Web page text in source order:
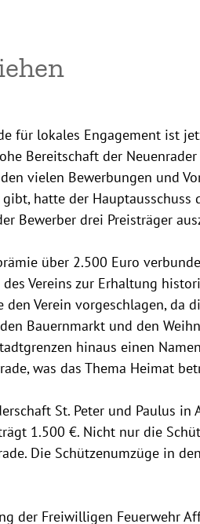
für lokales Engagement ist
Bereitschaft der
vielen Bewerbungen und
hatte der Hauptausschuss
Bewerber drei Preisträger
über 2.500 Euro
Vereins zur Erhaltung
den Verein vorgeschlagen, da
Bauernmarkt und den
hinaus einen
was das Thema Heimat
St. Peter und Paulus
1.500 €. Nicht nur die
Die Schützenumzüge in
der Freiwilligen Feuerwehr